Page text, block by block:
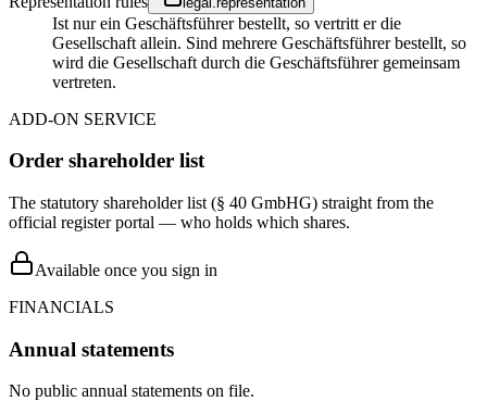
Ist nur ein Geschäftsführer bestellt, so vertritt er die
Gesellschaft allein. Sind mehrere Geschäftsführer bestellt, so
wird die Gesellschaft durch die Geschäftsführer gemeinsam
vertreten.
ADD-ON SERVICE
Order shareholder list
The statutory shareholder list (§ 40 GmbHG) straight from the
official register portal — who holds which shares.
Available once you sign in
FINANCIALS
Annual statements
No public annual statements on file.